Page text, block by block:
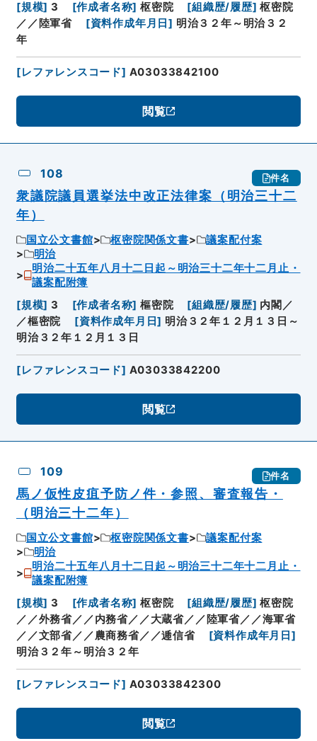
[規模] 3 [作成者名称] 枢密院 [組織歴/履歴] 枢密院
／／陸軍省
[資料作成年月日] 明治３２年～明治３２
年
[レファレンスコード] A03033842100
閲覧
108 件名
衆議院議員選挙法中改正法律案（明治三十二
年）
国立公文書館 枢密院関係文書
議案配付案
明治
明治二十五年八月十二日起～明治三十二年十二月止・
議案配附簿
[規模] 3 [作成者名称] 樞密院 [組織歴/履歴] 内閣／
／樞密院
[資料作成年月日] 明治３２年１２月１３日～
明治３２年１２月１３日
[レファレンスコード] A03033842200
閲覧
109 件名
馬ノ仮性皮疽予防ノ件・参照、審査報告・
（明治三十二年）
国立公文書館 枢密院関係文書
議案配付案
明治
明治二十五年八月十二日起～明治三十二年十二月止・
議案配附簿
[規模] 3 [作成者名称] 枢密院 [組織歴/履歴] 枢密院
／／外務省／／内務省／／大蔵省／／陸軍省／／海軍省
／／文部省／／農商務省／／逓信省
[資料作成年月日]
明治３２年～明治３２年
[レファレンスコード] A03033842300
閲覧